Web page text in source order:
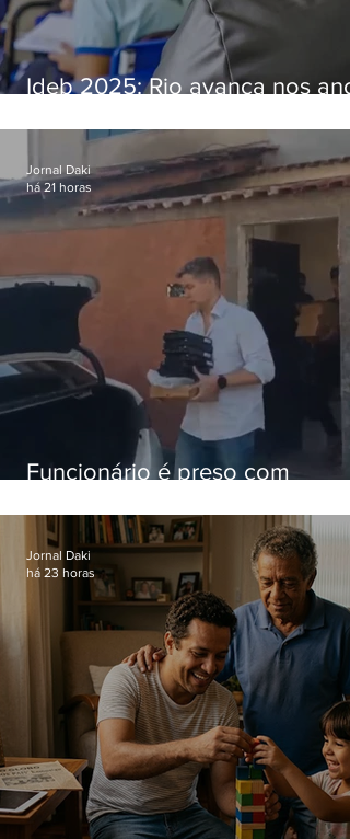
Ideb 2025: Rio avança nos
nacional
Funcionário é preso com
Hospital do Andaraí
Jornal Daki
há 21 horas
Jornal Daki
há 23 horas